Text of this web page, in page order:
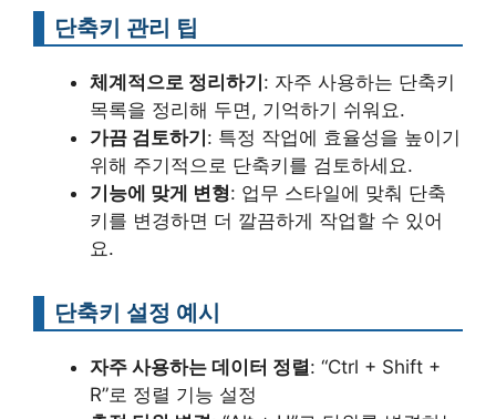
단축키 관리 팁
체계적으로 정리하기 : 자주 사용하는 단축키
목록을 정리해 두면, 기억하기 쉬워요.
가끔 검토하기 : 특정 작업에 효율성을 높이기
위해 주기적으로 단축키를 검토하세요.
기능에 맞게 변형: 업무 스타일에 맞춰 단축
키를 변경하면 더 깔끔하게 작업할 수 있어
요.
단축키 설정 예시
자주 사용하는 데이터 정렬: “Ctrl + Shift +
R”로 정렬 기능 설정